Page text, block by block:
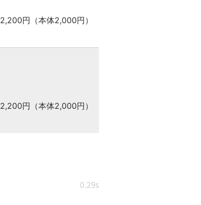
2,200円（本体2,000円）
2,200円（本体2,000円）
0.29s